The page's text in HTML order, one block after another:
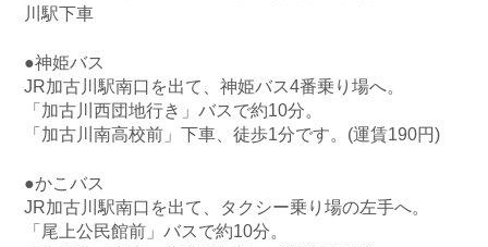
川駅下車
●神姫バス
JR加古川駅南口を出て、神姫バス4番乗り場へ。
「加古川西団地行き」バスで約10分。
「加古川南高校前」下車、徒歩1分です。(運賃190円)
●かこバス
JR加古川駅南口を出て、タクシー乗り場の左手へ。
「尾上公民館前」バスで約10分。